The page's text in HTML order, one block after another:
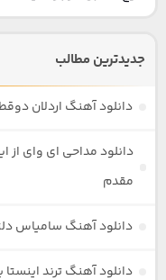
جدیدترین مطالب
دانلود آهنگ اردلان
دانلود مداحی ای وای از
مقدم
دانلود آهنگ سامیاس
دانلود آهنگ ترند